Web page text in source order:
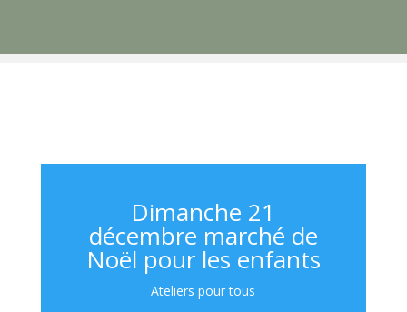
Dimanche 21
décembre marché de
Noël pour les enfants
Ateliers pour tous